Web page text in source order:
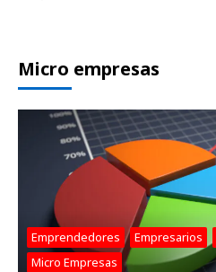
Micro empresas
Emprendedores , Empresarios
Micro Empresas